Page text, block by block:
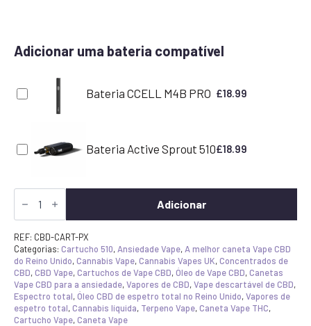
Adicionar uma bateria compatível
Bateria CCELL M4B PRO £18.99
Bateria Active Sprout 510£18.99
Quantidade
de
Vape
Pineapple
Express
CBD
Adicionar
REF: CBD-CART-PX
Categorias: Cartucho 510, Ansiedade Vape, A melhor caneta Vape CBD
do Reino Unido,Cannabis Vape,Cannabis Vapes UK,Concentrados de
CBD,CBD Vape,Cartuchos de Vape CBD,Óleo de Vape CBD,Canetas
Vape CBD para a ansiedade,Vapores de CBD,Vape descartável de CBD,
Espectro total,Óleo CBD de espetro total no Reino Unido,Vapores de
espetro total,Cannabis líquida, Terpeno Vape,Caneta Vape THC,
Cartucho Vape,Caneta Vape